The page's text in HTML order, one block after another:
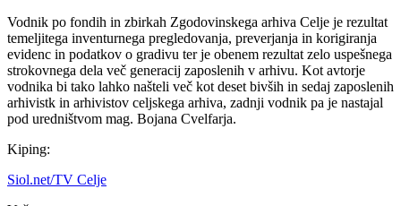
Vodnik po fondih in zbirkah Zgodovinskega arhiva Celje je rezultat
temeljitega inventurnega pregledovanja, preverjanja in korigiranja
evidenc in podatkov o gradivu ter je obenem rezultat zelo uspešnega
strokovnega dela več generacij zaposlenih v arhivu. Kot avtorje
vodnika bi tako lahko našteli več kot deset bivših in sedaj zaposlenih
arhivistk in arhivistov celjskega arhiva, zadnji vodnik pa je nastajal
pod uredništvom mag. Bojana Cvelfarja.
Kiping:
Siol.net/TV Celje